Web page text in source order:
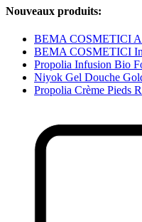
Nouveaux produits:
BEMA COSMETICI
BEMA COSMETICI
Propolia Infusion Bio
Niyok Gel Douche
Propolia Crème Pieds